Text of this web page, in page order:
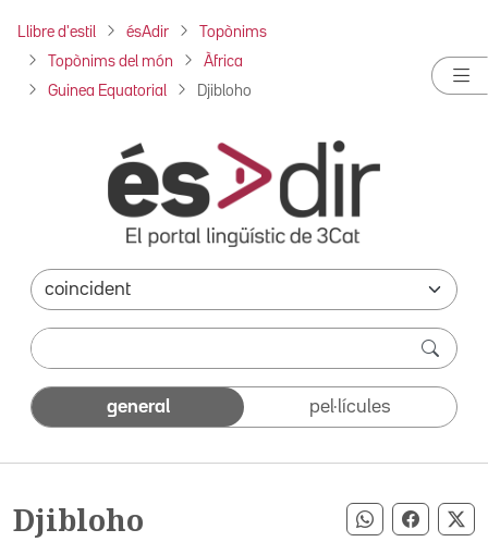
Llibre d'estil ésAdir Topònims
Topònims del món Àfrica
Guinea Equatorial Djibloho
general pel·lícules
Djibloho Compartir